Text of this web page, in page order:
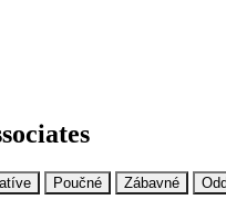
Poučné Zábavné